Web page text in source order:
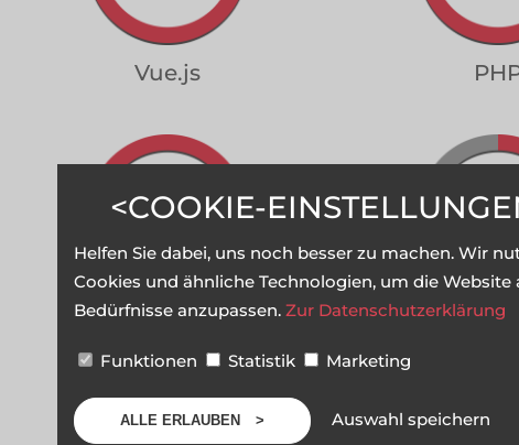
Vue.js
100%
HTML5 + CSS3
COOKIE-
Helfen Sie dabei, uns noch besser zu machen. Wir
Cookies und ähnliche Technologien, um die Website
Bedürfnisse anzupassen. Zur Datenschutzerklärung
Funktionen Statistik Marketing
ALLE ERLAUBEN Auswahl speichern